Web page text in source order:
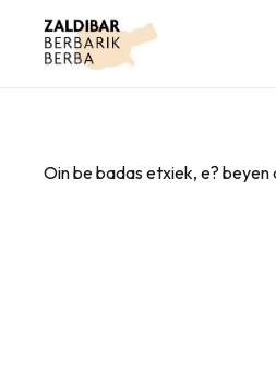
Oin be badas etxiek, e?